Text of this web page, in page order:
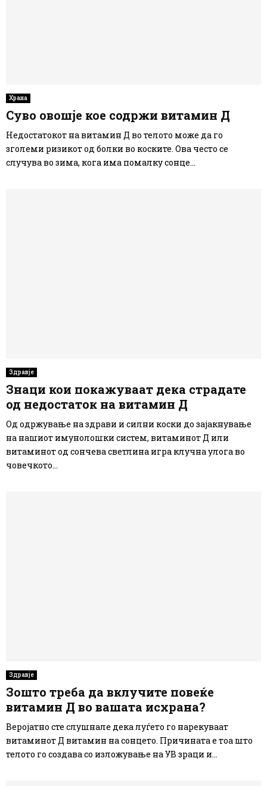
Храна
Суво овошје кое содржи витамин Д
Недостатокот на витамин Д во телото може да го
зголеми ризикот од болки во коските. Ова често се
случува во зима, кога има помалку сонце...
Здравје
Знаци кои покажуваат дека страдате
од недостаток на витамин Д
Од одржување на здрави и силни коски до зајакнување
на нашиот имунолошки систем, витаминот Д или
витаминот од сончева светлина игра клучна улога во
човечкото...
Здравје
Зошто треба да вклучите повеќе
витамин Д во вашата исхрана?
Веројатно сте слушнале дека луѓето го нарекуваат
витаминот Д витамин на сонцето. Причината е тоа што
телото го создава со изложување на УВ зраци и...